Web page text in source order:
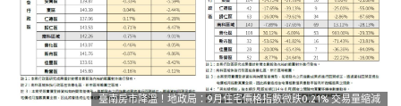
臺南房市降溫！地政局：9月住宅價格指數微跌0.21% 交易量縮減